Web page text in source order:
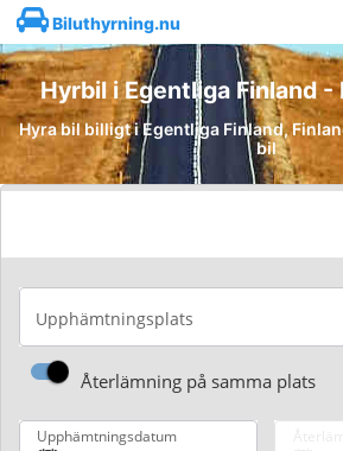
Biluthyrning.nu
Hyrbil i Egentliga Finland
Hyra bil billigt i Egentliga Finland,
bil
Upphämtningsplats
Återlämning på samma plats
Upphämtningsdatum